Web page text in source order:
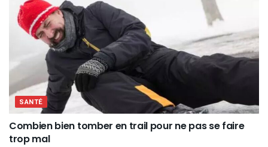
SANTÉ
Combien bien tomber en trail pour ne pas se faire
trop mal